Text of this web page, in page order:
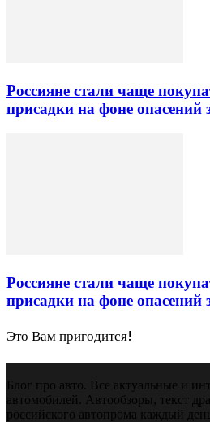
Россияне стали чаще
присадки на фоне опасений
Россияне стали чаще
присадки на фоне опасений
Это Вам пригодится!
Блог про авто. Все актуальные и
автомобилей. Автообзоры, текст
российского автопрома каждый